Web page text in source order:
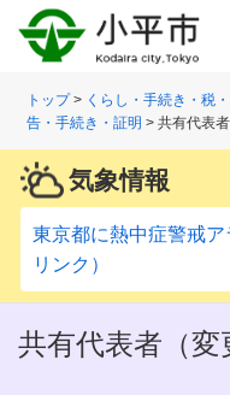
トップ> くらし・手続き・税
告・手続き・証明 > 共有代表
気象情報
東京都に熱中症警戒
リンク）
共有代表者（変